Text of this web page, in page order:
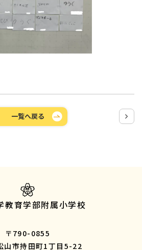
一覧へ戻る
教育学部附属小学校
〒790-0855
山市持田町1丁目5-22